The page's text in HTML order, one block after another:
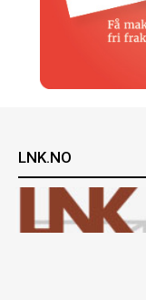
LNK.NO